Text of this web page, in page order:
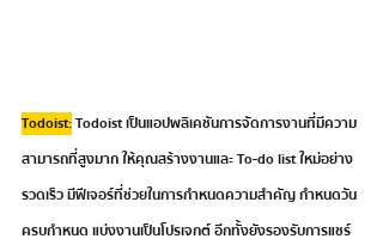
Todoist: Todoist เป็นแอปพลิเคชันการจัดการงานที่มีความ
สามารถที่สูงมาก ให้คุณสร้างงานและ To-do list ใหม่อย่าง
รวดเร็ว มีฟีเจอร์ที่ช่วยในการกำหนดความสำคัญ กำหนดวัน
ครบกำหนด แบ่งงานเป็นโปรเจกต์ อีกทั้งยังรองรับการแชร์